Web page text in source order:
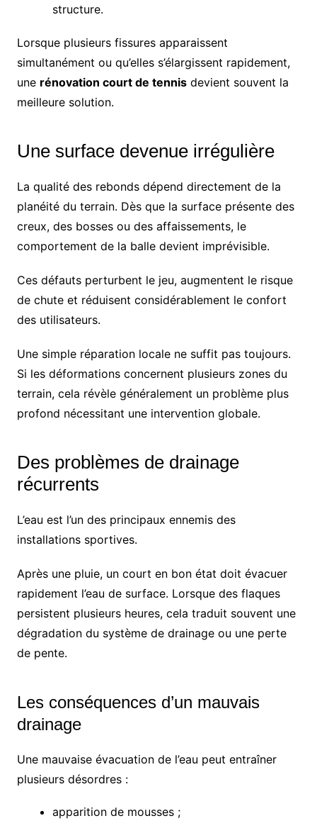
structure.
Lorsque plusieurs fissures apparaissent
simultanément ou qu’elles s’élargissent rapidement,
une rénovation court de tennisdevient souvent la
meilleure solution.
Une surface devenue irrégulière
La qualité des rebonds dépend directement de la
planéité du terrain. Dès que la surface présente des
creux, des bosses ou des affaissements, le
comportement de la balle devient imprévisible.
Ces défauts perturbent le jeu, augmentent le risque
de chute et réduisent considérablement le confort
des utilisateurs.
Une simple réparation locale ne suffit pas toujours.
Si les déformations concernent plusieurs zones du
terrain, cela révèle généralement un problème plus
profond nécessitant une intervention globale.
Des problèmes de drainage
récurrents
L’eau est l’un des principaux ennemis des
installations sportives.
Après une pluie, un court en bon état doit évacuer
rapidement l’eau de surface. Lorsque des flaques
persistent plusieurs heures, cela traduit souvent une
dégradation du système de drainage ou une perte
de pente.
Les conséquences d’un mauvais
drainage
Une mauvaise évacuation de l’eau peut entraîner
plusieurs désordres :
apparition de mousses ;